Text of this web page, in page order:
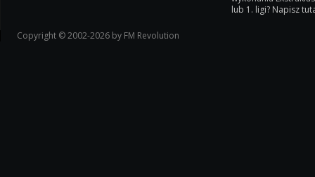
lub 1. ligi? Napisz
Copyright © 2002-2026 by FM Revolution